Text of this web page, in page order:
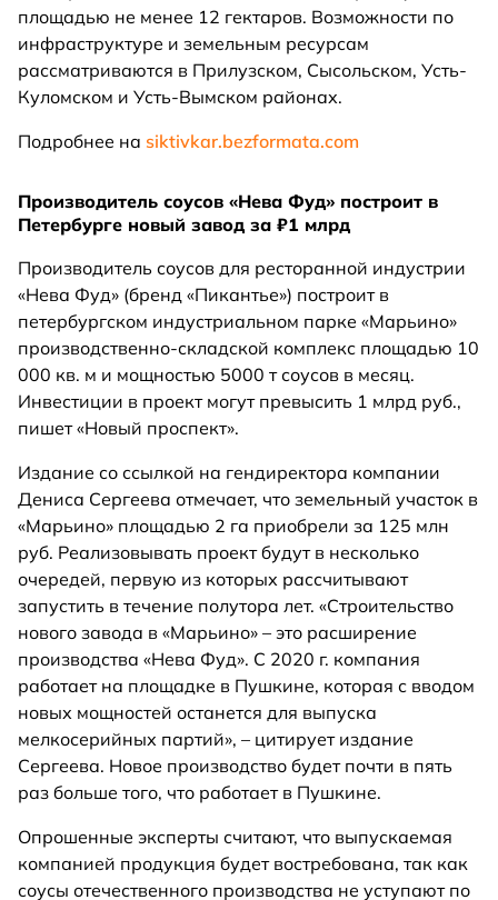
площадью не менее 12 гектаров. Возможности по
инфраструктуре и земельным ресурсам
рассматриваются в Прилузском, Сысольском, Усть-
Куломском и Усть-Вымском районах.
Подробнее на siktivkar.bezformata.com
Производитель соусов «Нева Фуд» построит в
Петербурге новый завод за ₽1 млрд
Производитель соусов для ресторанной индустрии
«Нева Фуд» (бренд «Пикантье») построит в
петербургском индустриальном парке «Марьино»
производственно-складской комплекс площадью 10
000 кв. м и мощностью 5000 т соусов в месяц.
Инвестиции в проект могут превысить 1 млрд руб.,
пишет «Новый проспект».
Издание со ссылкой на гендиректора компании
Дениса Сергеева отмечает, что земельный участок в
«Марьино» площадью 2 га приобрели за 125 млн
руб. Реализовывать проект будут в несколько
очередей, первую из которых рассчитывают
запустить в течение полутора лет. «Строительство
нового завода в «Марьино» – это расширение
производства «Нева Фуд». С 2020 г. компания
работает на площадке в Пушкине, которая с вводом
новых мощностей останется для выпуска
мелкосерийных партий», – цитирует издание
Сергеева. Новое производство будет почти в пять
раз больше того, что работает в Пушкине.
Опрошенные эксперты считают, что выпускаемая
компанией продукция будет востребована, так как
соусы отечественного производства не уступают по